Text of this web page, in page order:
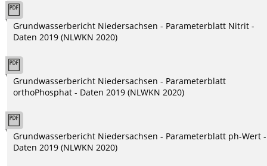
Grundwasserbericht Niedersachsen - Parameterblatt Nitrit -
Daten 2019 (NLWKN 2020)
Grundwasserbericht Niedersachsen - Parameterblatt
orthoPhosphat - Daten 2019 (NLWKN 2020)
Grundwasserbericht Niedersachsen - Parameterblatt ph-Wert -
Daten 2019 (NLWKN 2020)